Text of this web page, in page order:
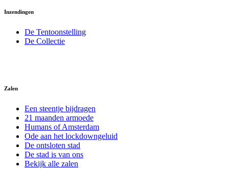
Inzendingen
De Tentoonstelling
De Collectie
Zalen
Een steentje bijdragen
21 maanden armoede
Humans of Amsterdam
Ode aan het lockdowngeluid
De ontsloten stad
De stad is van ons
Bekijk alle zalen